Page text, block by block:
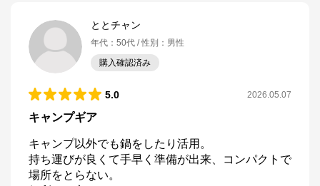
ととチャン
年代 ： 50代 性別 ： 男性
購入確認済み
5.0 2026.05.07
キャンプギア
キャンプ以外でも鍋をしたり活用。
持ち運びが良くて手早く準備が出来、コンパクトで
場所をとらない。